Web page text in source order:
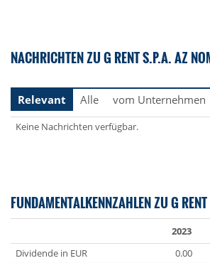
NACHRICHTEN ZU G RENT S.P.A. AZ
Relevant
Alle vom Unternehmen
Keine Nachrichten verfügbar.
FUNDAMENTALKENNZAHLEN ZU G
2023
Dividende in EUR
0.00